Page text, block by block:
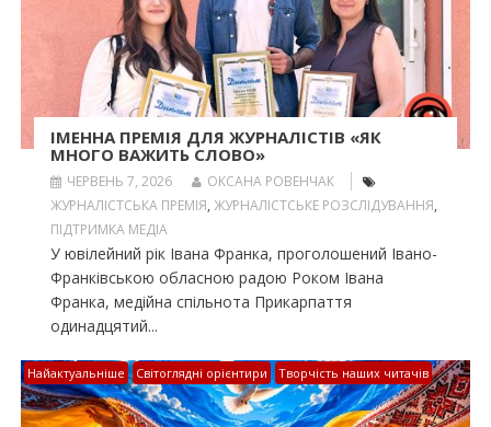
ІМЕННА ПРЕМІЯ ДЛЯ ЖУРНАЛІСТІВ «ЯК
МНОГО ВАЖИТЬ СЛОВО»
ЧЕРВЕНЬ 7, 2026
ОКСАНА РОВЕНЧАК
ЖУРНАЛІСТСЬКА ПРЕМІЯ, ЖУРНАЛІСТСЬКЕ РОЗСЛІДУВАННЯ,
ПІДТРИМКА МЕДІА
У ювілейний рік Івана Франка, проголошений Івано-
Франківською обласною радою Роком Івана
Франка, медійна спільнота Прикарпаття
одинадцятий...
Найактуальніше Світоглядні орієнтири Творчість наших читачів